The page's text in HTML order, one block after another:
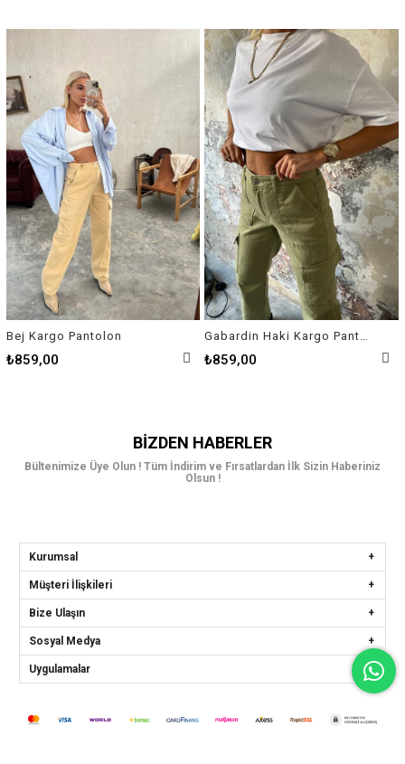
Bej Kargo Pantolon
₺859,00 ₺859,00
BIZDEN HABERLER
Bültenimize Üye Olun ! Tüm İndirim ve Fırsatlardan İlk Sizin Haberiniz
Olsun !
Kurumsal
Müşteri İlişkileri
Bize Ulaşın
Sosyal Medya
Uygulamalar